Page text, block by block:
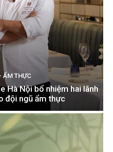
ẨM THỰC
Hà Nội bổ nhiệm hai lãnh
đội ngũ ẩm thực